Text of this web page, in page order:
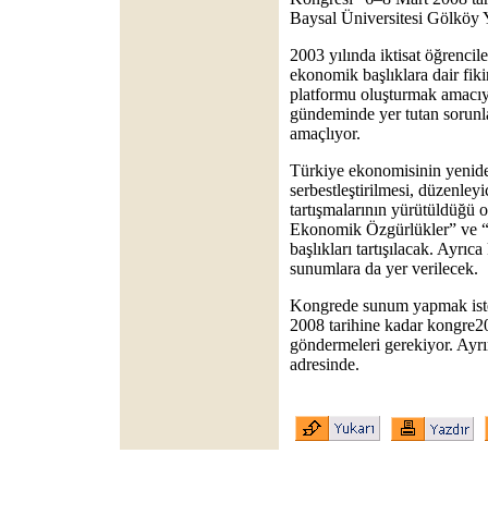
Baysal Üniversitesi Gölköy
2003 yılında iktisat
ekonomik başlıklara dair
platformu oluşturmak
gündeminde yer tutan
amaçlıyor.
Türkiye ekonomisinin
serbestleştirilmesi,
tartışmalarının
Ekonomik Özgürlükler” ve
başlıkları tartışılacak.
sunumlara da yer verilecek.
Kongrede sunum yapmak
2008 tarihine kadar
göndermeleri gerekiyor.
adresinde.